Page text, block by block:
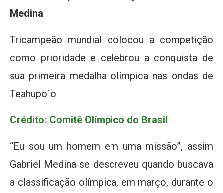
Medina
Tricampeão mundial colocou a competição
como prioridade e celebrou a conquista de
sua primeira medalha olímpica nas ondas de
Teahupo´o
Crédito: Comitê Olímpico do Brasil
“Eu sou um homem em uma missão”, assim
Gabriel Medina se descreveu quando buscava
a classificação olímpica, em março, durante o